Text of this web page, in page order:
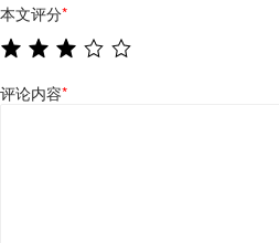
本文评分*
评论内容*